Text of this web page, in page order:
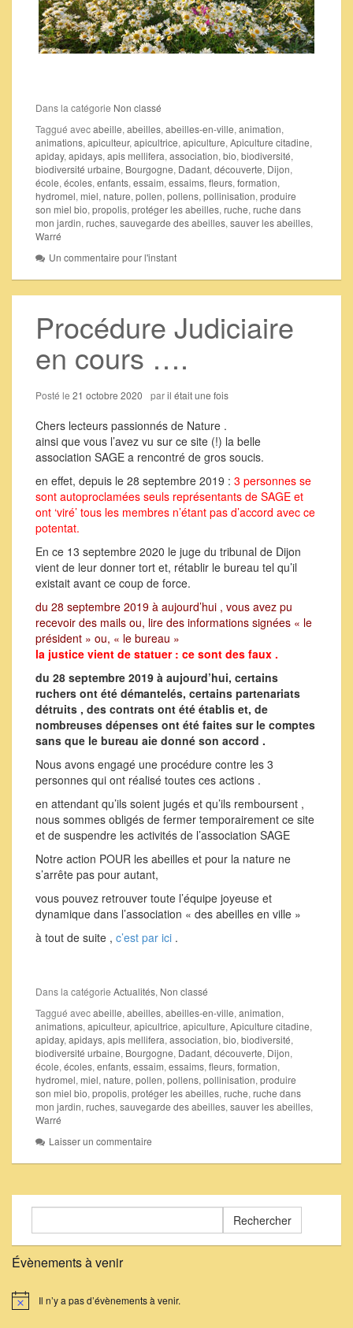
Dans la catégorie Non classé
Taggué avecabeille, abeilles, abeilles-en-ville, animation,
animations, apiculteur, apicultrice, apiculture, Apiculture citadine,
apiday, apidays, apis mellifera, association, bio, biodiversité,
biodiversité urbaine, Bourgogne, Dadant, découverte, Dijon,
école, écoles, enfants, essaim, essaims, fleurs, formation,
hydromel, miel, nature, pollen, pollens, pollinisation, produire
son miel bio, propolis, protéger les abeilles, ruche, ruche dans
mon jardin, ruches, sauvegarde des abeilles, sauver les abeilles,
Warré
Un commentaire pour l'instant
Procédure Judiciaire
en cours ….
Posté le 21 octobre 2020 paril était une fois
Chers lecteurs passionnés de Nature .
ainsi que vous l’avez vu sur ce site (!) la belle
association SAGE a rencontré de gros soucis.
en effet, depuis le 28 septembre 2019 : 3 personnes se
sont autoproclamées seuls représentants de SAGE et
ont ‘viré’ tous les membres n’étant pas d’accord avec ce
potentat.
En ce 13 septembre 2020 le juge du tribunal de Dijon
vient de leur donner tort et, rétablir le bureau tel qu’il
existait avant ce coup de force.
du 28 septembre 2019 à aujourd’hui , vous avez pu
recevoir des mails ou, lire des informations signées « le
président » ou, « le bureau »
la justice vient de statuer : ce sont des faux .
du 28 septembre 2019 à aujourd’hui, certains
ruchers ont été démantelés, certains partenariats
détruits , des contrats ont été établis et, de
nombreuses dépenses ont été faites sur le comptes
sans que le bureau aie donné son accord .
Nous avons engagé une procédure contre les 3
personnes qui ont réalisé toutes ces actions .
en attendant qu’ils soient jugés et qu’ils remboursent ,
nous sommes obligés de fermer temporairement ce site
et de suspendre les activités de l’association SAGE
Notre action POUR les abeilles et pour la nature ne
s’arrête pas pour autant,
vous pouvez retrouver toute l’équipe joyeuse et
dynamique dans l’association « des abeilles en ville »
à tout de suite , c’est par ici .
Dans la catégorie Actualités, Non classé
Taggué avecabeille, abeilles, abeilles-en-ville, animation,
animations, apiculteur, apicultrice, apiculture, Apiculture citadine,
apiday, apidays, apis mellifera, association, bio, biodiversité,
biodiversité urbaine, Bourgogne, Dadant, découverte, Dijon,
école, écoles, enfants, essaim, essaims, fleurs, formation,
hydromel, miel, nature, pollen, pollens, pollinisation, produire
son miel bio, propolis, protéger les abeilles, ruche, ruche dans
mon jardin, ruches, sauvegarde des abeilles, sauver les abeilles,
Warré
Laisser un commentaire
Évènements à venir
Notice Il n’y a pas d’évènements à venir.